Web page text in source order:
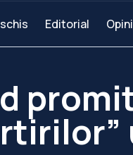
Editorial